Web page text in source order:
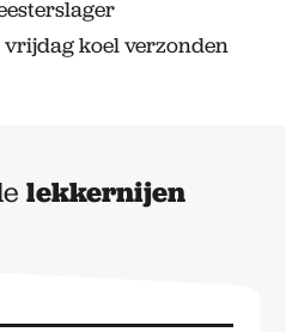
koel verzonden
lekkernijen